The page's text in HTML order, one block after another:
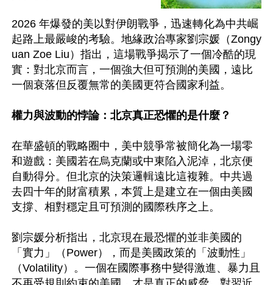
2026 年爆發的美以對伊朗戰爭，迅速轉化為中共崛
起路上最嚴峻的考驗。地緣政治專家劉宗媛（Zongy
uan Zoe Liu）指出，這場戰爭揭示了一個冷酷的現
實：對北京而言，一個強大但可預測的美國，遠比
一個衰落但反覆無常的美國更符合國家利益。
權力與波動的悖論：北京真正恐懼的是什麼？
在華盛頓的戰略圈中，美中競爭常被簡化為一場零
和遊戲：美國若在烏克蘭或中東陷入泥淖，北京便
自動得分。但北京的決策邏輯遠比這複雜。中共過
去四十年的財富積累，本質上是建立在一個由美國
支撐、相對穩定且可預測的國際秩序之上。
劉宗媛分析指出，北京現在最恐懼的並非美國的
「實力」（Power），而是美國政策的「波動性」
（Volatility）。一個在國際事務中變得激進、暴力且